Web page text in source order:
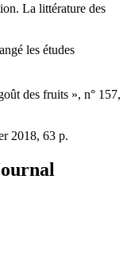
La littérature des
les études
des fruits », n° 157,
2018, 63 p.